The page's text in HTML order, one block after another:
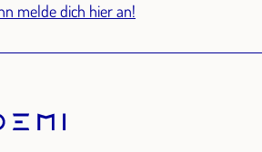
melde dich hier an!